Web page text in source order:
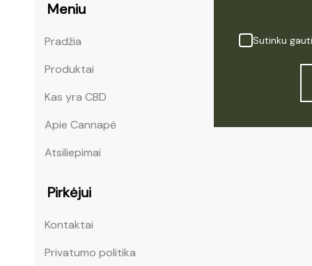
Meniu
Pradžia
Produktai
Kas yra CBD
Apie Cannapė
Atsiliepimai
Pirkėjui
Kontaktai
Privatumo politika
Sutinku